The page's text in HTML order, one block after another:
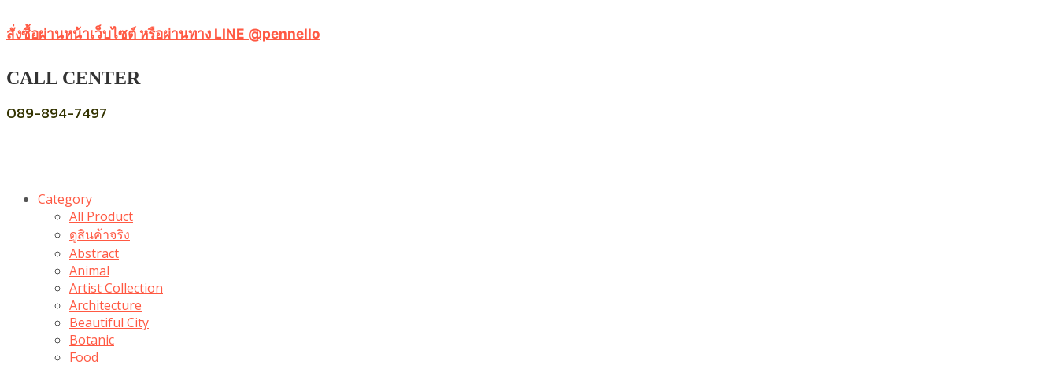
สั่งซื้อผ่านหน้าเว็บไซต์ หรือผ่านทาง LINE @pennello
CALL CENTER
089-894-7497
Category
All Product
ดูสินค้าจริง
Abstract
Animal
Artist Collection
Architecture
Beautiful City
Botanic
Food